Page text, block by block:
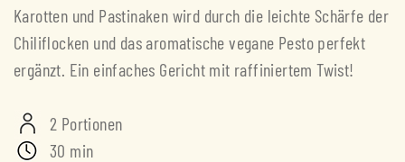
Karotten und Pastinaken wird durch die leichte Schärfe der
Chiliflocken und das aromatische vegane Pesto perfekt
ergänzt. Ein einfaches Gericht mit raffiniertem Twist!
2 Portionen
30 min